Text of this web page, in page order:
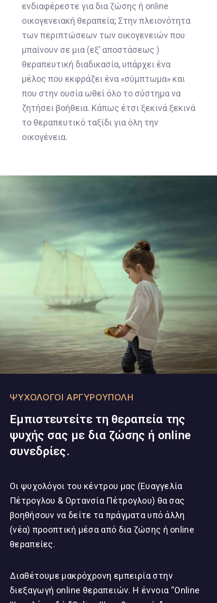
ενδιαφέρεστε για δια ζώσης ή online
οικογενειακή θεραπεία; Στην πλειονότητα
των περιπτώσεων των οικογενειών που
μπαίνουν σε μια (εξ’ αποστάσεως )
θεραπευτική διαδικασία, υπάρχει ένα
μέλος που εκφράζει ένα «σύμπτωμα» και
που στην ουσία ωθεί όλο το σύστημα να
ζητήσει βοήθεια. Κάπως έτσι ξεκινά ξεκινά
το θεραπευτικό ταξίδι για όλη την
οικογένεια.
ΨΥΧΟΛΟΓΟΙ ΑΡΓΥΡΟΥΠΟΛΗ
Εμπιστευτείτε τη θεραπεία της
ψυχής σας με δια ζώσης ή online
συνεδρίες.
Οι ψυχολόγοι του κέντρου μας (Ευαγγελία
Πέτρογλου & Ορτανσία Πέτρογλου) θα σας
βοηθήσουν να δείτε τα πράγματα υπό άλλη
(νέα) προοπτική μέσα από δια ζώσης ή online
θεραπείες.
Διαθέτουμε μακρόχρονη εμπειρία στην
διεξαγωγή online θεραπειών. Η έννοια “Online